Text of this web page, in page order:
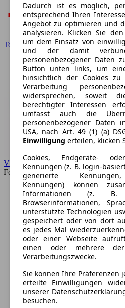
Toyota
VW
Forum
Dadurch ist es möglich,
entsprechend Ihren
Angebot zu optimieren und
analysieren. Klicken Sie
um dem Einsatz von
und der damit
personenbezogener Daten
Button unten links, um
hinsichtlich der Cookies
Verarbeitung
widersprechen, soweit
berechtigter Interessen
umfasst auch die
personenbezogener Daten
USA, nach Art. 49 (1) (a)
Einwilligung erteilen, klicken
Cookies, Endgeräte-
Kennungen (z. B. login-
generierte
Kennungen) können
Informationen (z. B.
Browserinformationen,
unterstützte Technologien
gespeichert oder von dort
es jedes Mal
oder einer Webseite
einen oder mehrere
Verarbeitungszwecke.
Sie können Ihre Präferenzen
erteilte Einwilligungen
unserer
besuchen.